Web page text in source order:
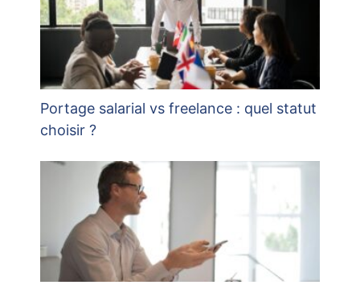
Portage salarial vs freelance : quel statut
choisir ?